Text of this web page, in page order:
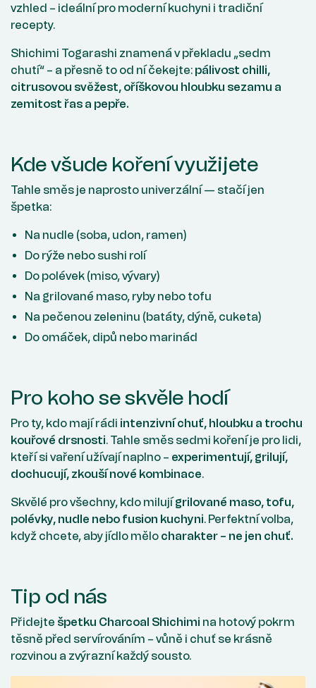
vzhled – ideální pro moderní kuchyni i tradiční
recepty.
Shichimi Togarashi znamená v překladu „sedm
chutí“ – a přesně to od ní čekejte: pálivost chilli,
citrusovou svěžest, oříškovou hloubku sezamu a
zemitost řas a pepře.
Kde všude koření využijete
Tahle směs je naprosto univerzální — stačí jen
špetka:
Na nudle (soba, udon, ramen)
Do rýže nebo sushi rolí
Do polévek (miso, vývary)
Na grilované maso, ryby nebo tofu
Na pečenou zeleninu (batáty, dýně, cuketa)
Do omáček, dipů nebo marinád
Pro koho se skvěle hodí
Pro ty, kdo mají rádi intenzivní chuť, hloubku a trochu
kouřové drsnosti. Tahle směs sedmi koření je pro lidi,
kteří si vaření užívají naplno – experimentují, grilují,
dochucují, zkouší nové kombinace.
Skvělé pro všechny, kdo milujígrilované maso, tofu,
polévky, nudle nebo fusion kuchyni. Perfektní volba,
když chcete, aby jídlo mělo charakter – ne jen chuť.
Tip od nás
Přidejte špetku Charcoal Shichimi na hotový pokrm
těsně před servírováním – vůně i chuť se krásně
rozvinou a zvýrazní každý sousto.